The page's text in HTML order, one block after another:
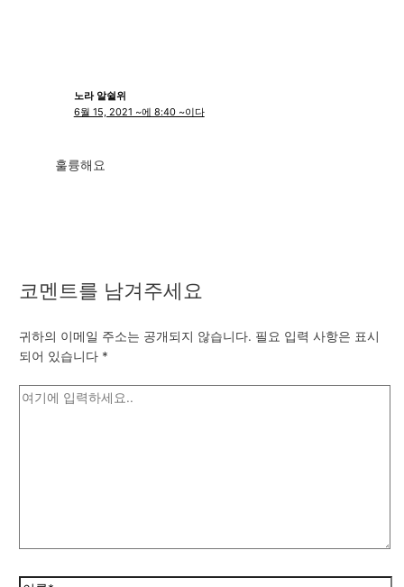
노라 알쉴위
6월 15, 2021 ~에 8:40 ~이다
훌륭해요
코멘트를 남겨주세요
귀하의 이메일 주소는 공개되지 않습니다. 필요 입력 사항은 표시
되어 있습니다 *